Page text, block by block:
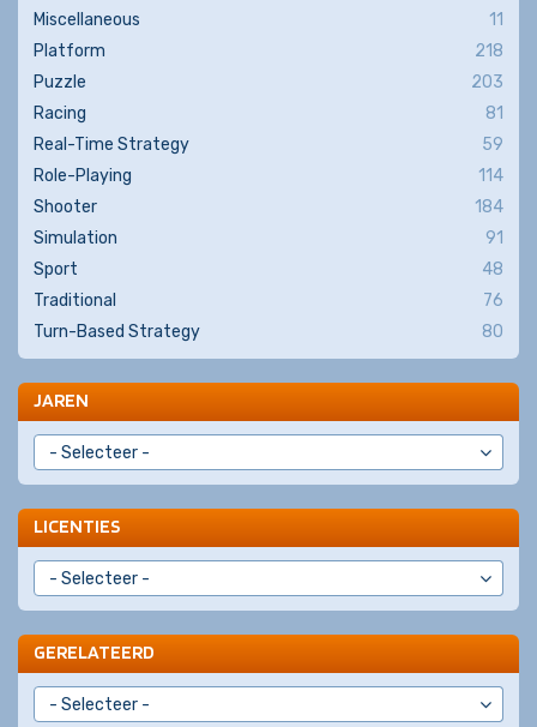
Miscellaneous
11
Platform
218
Puzzle
203
Racing
81
Real-Time Strategy
59
Role-Playing
114
Shooter
184
Simulation
91
Sport
48
Traditional
76
Turn-Based Strategy
80
JAREN
LICENTIES
GERELATEERD